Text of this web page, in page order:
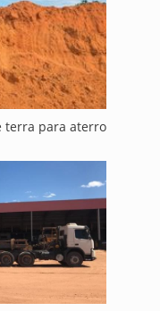
terra para aterro